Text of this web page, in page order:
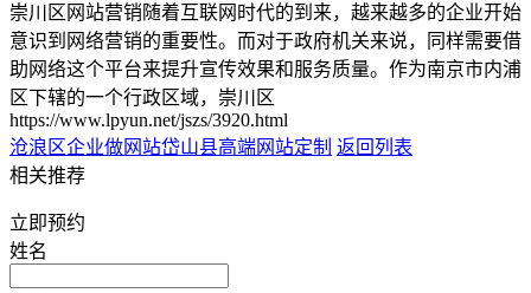
崇川区网站营销随着互联网时代的到来，越来越多的企业开始
意识到网络营销的重要性。而对于政府机关来说，同样需要借
助网络这个平台来提升宣传效果和服务质量。作为南京市内浦
区下辖的一个行政区域，崇川区
https://www.lpyun.net/jszs/3920.html
沧浪区企业做网站岱山县高端网站定制 返回列表
相关推荐
立即预约
姓名